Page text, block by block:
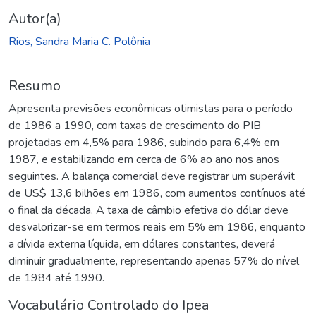
Autor(a)
Rios, Sandra Maria C. Polônia
Resumo
Apresenta previsões econômicas otimistas para o período
de 1986 a 1990, com taxas de crescimento do PIB
projetadas em 4,5% para 1986, subindo para 6,4% em
1987, e estabilizando em cerca de 6% ao ano nos anos
seguintes. A balança comercial deve registrar um superávit
de US$ 13,6 bilhões em 1986, com aumentos contínuos até
o final da década. A taxa de câmbio efetiva do dólar deve
desvalorizar-se em termos reais em 5% em 1986, enquanto
a dívida externa líquida, em dólares constantes, deverá
diminuir gradualmente, representando apenas 57% do nível
de 1984 até 1990.
Vocabulário Controlado do Ipea